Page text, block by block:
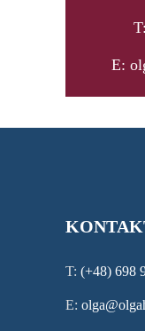
E:
T: (+48) 698
E: